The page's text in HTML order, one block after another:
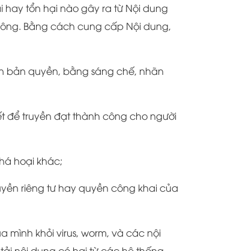
hay tổn hại nào gây ra từ Nội dung
Bằng cách cung cấp Nội dung,
bản quyền, bằng sáng chế, nhãn
để truyền đạt thành công cho người
hoại khác;
riêng tư hay quyền công khai của
khỏi virus, worm, và các nội